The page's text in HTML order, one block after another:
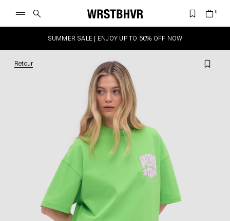
SUMMER SALE | ENJOY UP TO 50% OFF NOW
Retour